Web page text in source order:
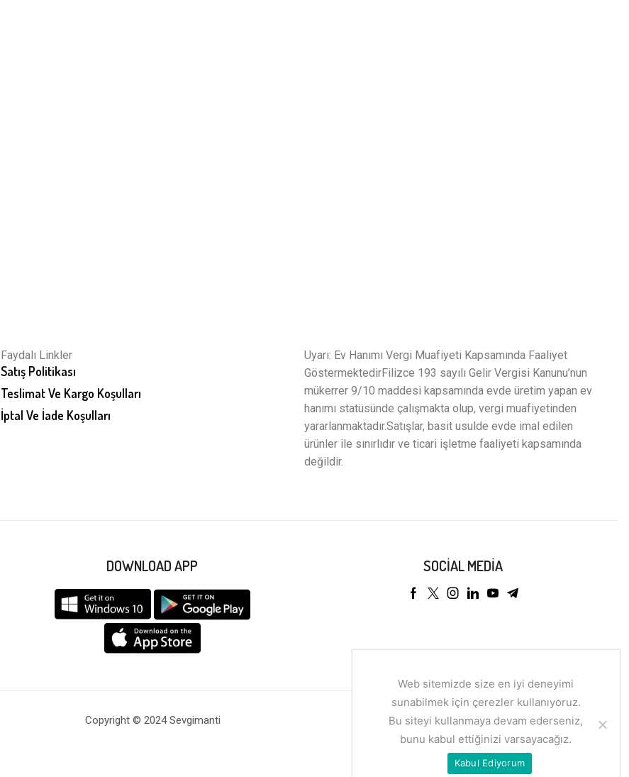
Faydalı Linkler
Satış Politikası
Teslimat Ve Kargo Koşulları
İptal Ve İade Koşulları
Uyarı: Ev Hanımı Vergi Muafiyeti Kapsamında Faaliyet
GöstermektedirFilizce 193 sayılı Gelir Vergisi Kanunu’nun
mükerrer 9/10 maddesi kapsamında evde üretim yapan ev
hanımı statüsünde çalışmakta olup, vergi muafiyetinden
yararlanmaktadır.Satışlar, basit usulde evde imal edilen
ürünler ile sınırlıdır ve ticari işletme faaliyeti kapsamında
değildir.
DOWNLOAD APP SOCIAL MEDIA
Copyright © 2024 Sevgimanti
Web sitemizde size en iyi deneyimi
sunabilmek için çerezler kullanıyoruz.
Bu siteyi kullanmaya devam ederseniz,
bunu kabul ettiğinizi varsayacağız.
Kabul Ediyorum